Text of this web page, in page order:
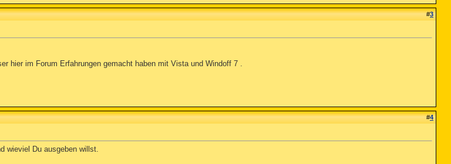
#3
hier im Forum Erfahrungen gemacht haben mit Vista und Windoff 7 .
#4
wieviel Du ausgeben willst.